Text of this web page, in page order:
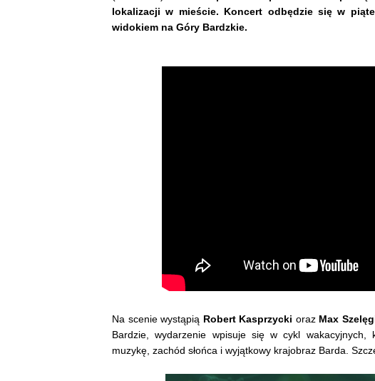
lokalizacji w mieście. Koncert odbędzie się w
widokiem na Góry Bardzkie.
Na scenie wystąpią Robert Kasprzycki oraz Max
Bardzie, wydarzenie wpisuje się w cykl wakacyjnych,
muzykę, zachód słońca i wyjątkowy krajobraz Barda.